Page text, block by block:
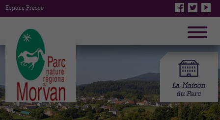
Espace Presse